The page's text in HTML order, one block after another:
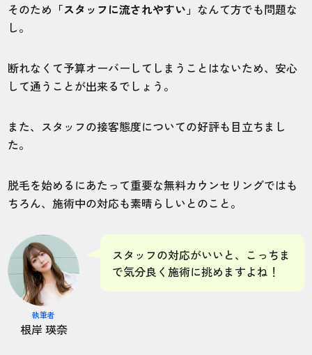
そのため 「スタッフに流されやすい」 なんて方でも問題な
し。
断れなくて予算オーバーしてしまうことはないため、安心
して通うことが出来るでしょう。
また、スタッフの接客態度についての好評も目立ちまし
た。
脱毛を始めるにあたって重要な無料カウンセリングではも
ちろん、施術中の対応も素晴らしいとのこと。
執筆者
根岸 瑛奈
スタッフの対応がいいと、こっちま
で気分良く施術に挑めますよね！